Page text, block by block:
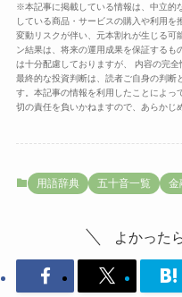
※本記事に掲載している情報は、中立的
している商品・サービスの購入や利用
変動リスクが伴い、元本割れが生じる可
ン結果は、将来の運用成果を保証するも
は十分配慮しておりますが、 内容の完
最終的な投資判断は、読者ご自身の判断
す。本記事の情報を利用したことによっ
切の責任を負いかねますので、あらかじ
用語辞典 五十音一覧 金
よかった